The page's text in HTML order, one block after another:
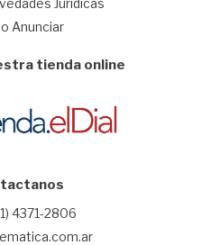
Jurídicas
Anunciar
tienda online
4371-2806